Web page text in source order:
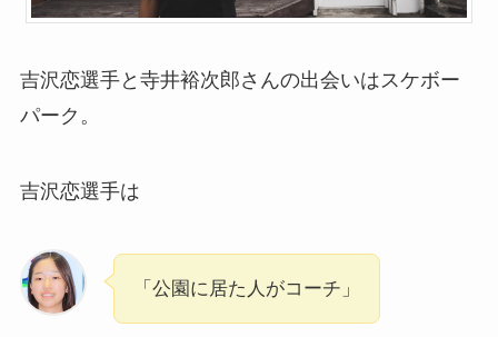
吉沢恋選手と寺井裕次郎さんの出会いはスケボー
パーク。
吉沢恋選手は
「公園に居た人がコーチ」